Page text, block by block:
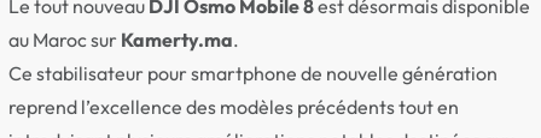
Le tout nouveau DJI Osmo Mobile 8est désormais disponible
au Maroc sur Kamerty.ma.
Ce stabilisateur pour smartphone de nouvelle génération
reprend l’excellence des modèles précédents tout en